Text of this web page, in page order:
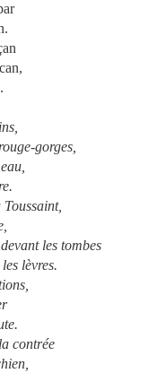
gorges,
les tombes
lèvres.
contrée